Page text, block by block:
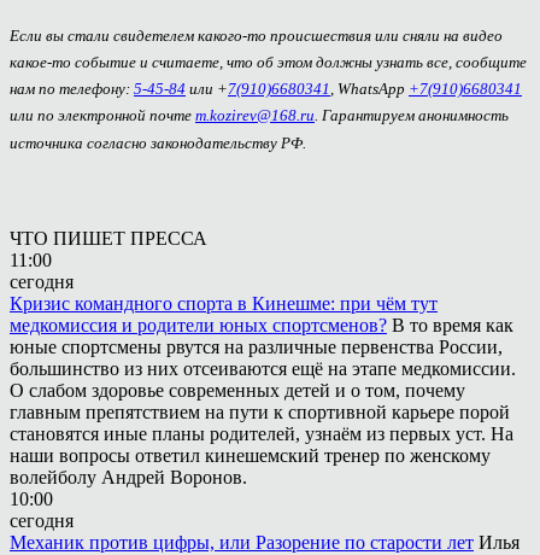
Если вы стали свидетелем какого-то происшествия или сняли на видео
какое-то событие и считаете, что об этом должны узнать все, сообщите
нам по телефону: 5-45-84 или +7(910)6680341 , WhatsApp +7(910)6680341
или по электронной почте m.kozirev@168.ru. Гарантируем анонимность
источника согласно законодательству РФ.
ЧТО ПИШЕТ ПРЕССА
11:00
сегодня
Кризис командного спорта в Кинешме: при чём тут
медкомиссия и родители юных спортсменов? В то время как
юные спортсмены рвутся на различные первенства России,
большинство из них отсеиваются ещё на этапе медкомиссии.
О слабом здоровье современных детей и о том, почему
главным препятствием на пути к спортивной карьере порой
становятся иные планы родителей, узнаём из первых уст. На
наши вопросы ответил кинешемский тренер по женскому
волейболу Андрей Воронов.
10:00
сегодня
Механик против цифры, или Разорение по старости лет Илья